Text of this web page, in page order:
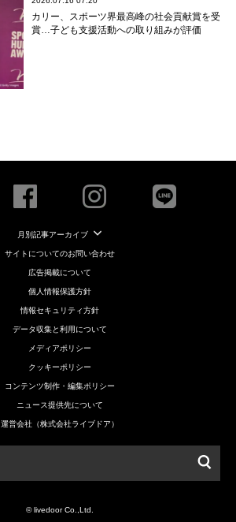
カリー、スポーツ界最高峰の社会貢献賞を受
賞…子ども支援活動への取り組みが評価
月別記事アーカイブ
サイトについてのお問い合わせ
広告掲載について
個人情報保護方針
情報セキュリティ方針
データ収集と利用について
メディアポリシー
クッキーポリシー
コンテンツ制作・編集ポリシー
ニュース提供先について
運営会社（株式会社ライブドア）
© livedoor Co.,Ltd.